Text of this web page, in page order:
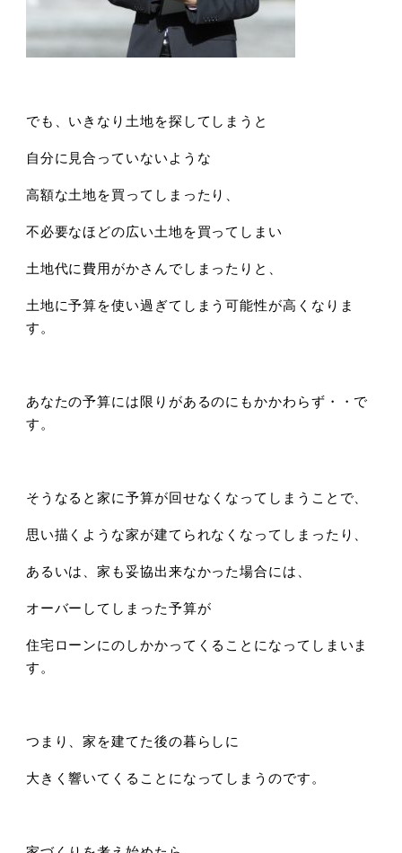
でも、いきなり土地を探してしまうと
自分に見合っていないような
高額な土地を買ってしまったり、
不必要なほどの広い土地を買ってしまい
土地代に費用がかさんでしまったりと、
土地に予算を使い過ぎてしまう可能性が高くなりま
す。
あなたの予算には限りがあるのにもかかわらず・・で
す。
そうなると家に予算が回せなくなってしまうことで、
思い描くような家が建てられなくなってしまったり、
あるいは、家も妥協出来なかった場合には、
オーバーしてしまった予算が
住宅ローンにのしかかってくることになってしまいま
す。
つまり、家を建てた後の暮らしに
大きく響いてくることになってしまうのです。